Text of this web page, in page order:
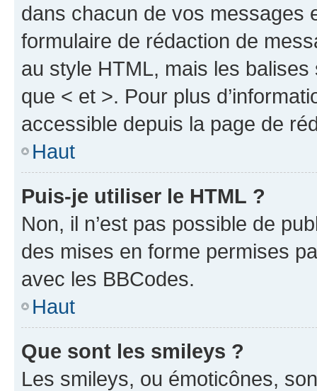
dans chacun de vos messages
formulaire de rédaction de
au style HTML, mais les
que < et >. Pour plus
accessible depuis la page de
Haut
Puis-je utiliser le HTML ?
Non, il n’est pas possible de
des mises en forme permises
avec les BBCodes.
Haut
Que sont les smileys ?
Les smileys, ou émoticônes,